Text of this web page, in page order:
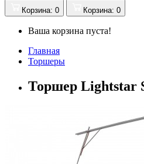
Корзина: 0 Корзина: 0
Ваша корзина пуста!
Главная
Торшеры
Торшер Lightstar